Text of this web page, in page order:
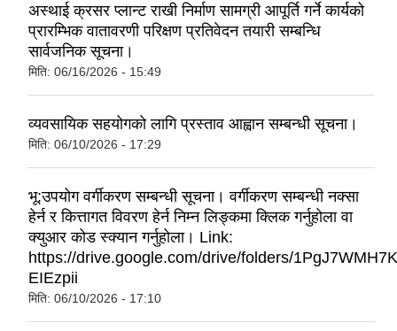
अस्थाई क्रसर प्लान्ट राखी निर्माण सामग्री आपूर्ति गर्ने कार्यको
प्रारम्भिक वातावरणी परिक्षण प्रतिवेदन तयारी सम्बन्धि
सार्वजनिक सूचना।
मिति: 06/16/2026 - 15:49
व्यवसायिक सहयोगको लागि प्रस्ताव आह्वान सम्बन्धी सूचना।
मिति: 06/10/2026 - 17:29
भू:उपयोग वर्गीकरण सम्बन्धी सूचना। वर्गीकरण सम्बन्धी नक्सा
हेर्न र कित्तागत विवरण हेर्न निम्न लिङ्कमा क्लिक गर्नुहोला वा
क्युआर कोड स्क्यान गर्नुहोला। Link:
https://drive.google.com/drive/folders/
EIEzpii
मिति: 06/10/2026 - 17:10